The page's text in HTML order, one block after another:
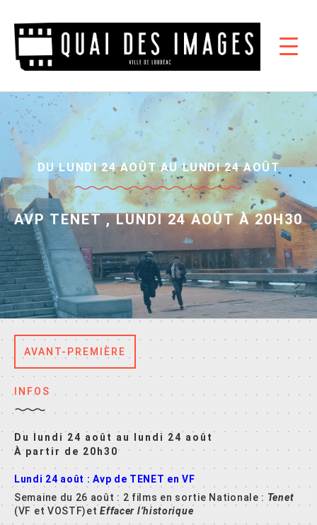
DU LUNDI 24 AOÛT AU LUNDI 24 AOÛT
AVP TENET , LUNDI 24 AOÛT À 20H30
AVANT-PREMIÈRE
INFOS
Du lundi 24 août au lundi 24 août
À partir de 20h30
Lundi 24 août : Avp de TENET en VF
Semaine du 26 août : 2 films en sortie Nationale : Tenet
(VF et VOSTF)etEffacer l’historique